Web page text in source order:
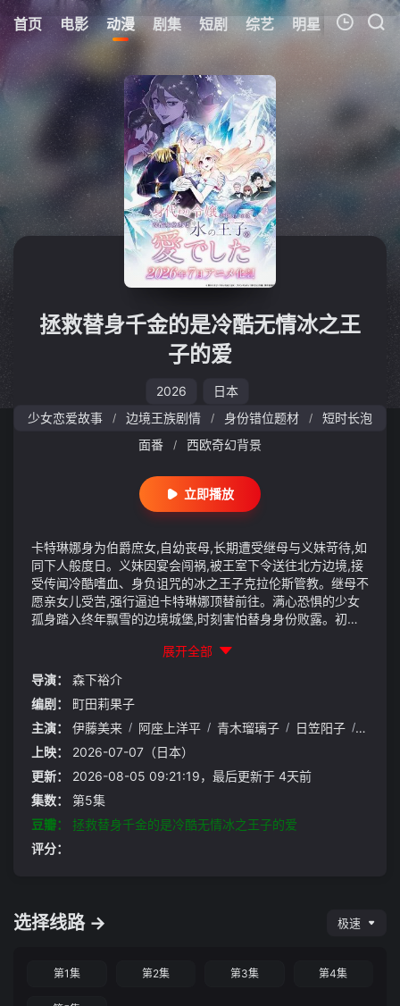
首页 电影 动漫 剧集 短剧 综艺 明星 周表
我的观影记录
暂无观看影片的记录
拯救替身千金的是冷酷无情冰之王
子的爱
2026
日本
少女恋爱故事
/ 边境王族剧情 / 身份错位题材 /
短时长泡
面番
/ 西欧奇幻背景
立即播放
卡特琳娜身为伯爵庶女,自幼丧母,长期遭受继母与义妹苛待,如
同下人般度日。义妹因宴会闯祸,被王室下令送往北方边境,接
受传闻冷酷嗜血、身负诅咒的冰之王子克拉伦斯管教。继母不
愿亲女儿受苦,强行逼迫卡特琳娜顶替前往。满心恐惧的少女
孤身踏入终年飘雪的边境城堡,时刻害怕替身身份败露。初见
情的贵族千金。可卡特琳娜卑微温顺、满身伤痕的模样,让王
子察觉异样。他逐渐发现少女受尽欺凌的过往,冰冷外壳下生
出怜惜,暗中护她周全。二人在冰天雪地的领地朝夕相伴,藏在
伪装下的温柔慢慢交融,一段跨越身份偏见的纯真爱恋缓缓萌
芽。
展开全部
导演：
森下裕介
编剧：
町田莉果子
主演：
伊藤美来 / 阿座上洋平 / 青木瑠璃子 / 日笠阳子 / 市之
上映：
2026-07-07（日本）
更新：
2026-08-05 09:21:19，最后更新于 4天前
集数：
第5集
豆瓣：
拯救替身千金的是冷酷无情冰之王子的爱
评分：
选择线路 → 极速
第1集 第2集 第3集 第4集